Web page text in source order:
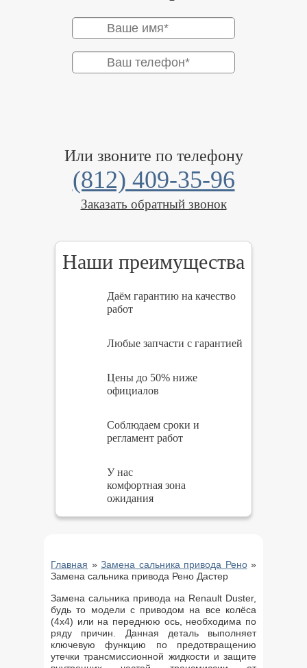
Или звоните по телефону
(812) 409-35-96
Заказать обратный звонок
Наши преимущества
Даём гарантию на качество
работ
Любые запчасти с гарантией
Цены до 50% ниже
официалов
Соблюдаем сроки и
регламент работ
У нас
комфортная зона
ожидания
Главная » Замена сальника привода Рено»
Замена сальника привода Рено Дастер
Замена сальника привода на Renault Duster,
будь то модели с приводом на все колёса
(4х4) или на переднюю ось, необходима по
ряду причин. Данная деталь выполняет
ключевую функцию по предотвращению
утечки трансмиссионной жидкости и защите